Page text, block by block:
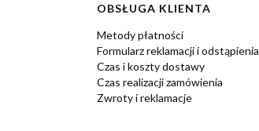
OBSŁUGA KLIENTA
Metody płatności
Formularz reklamacji i odstąpienia
Czas i koszty dostawy
Czas realizacji zamówienia
Zwroty i reklamacje